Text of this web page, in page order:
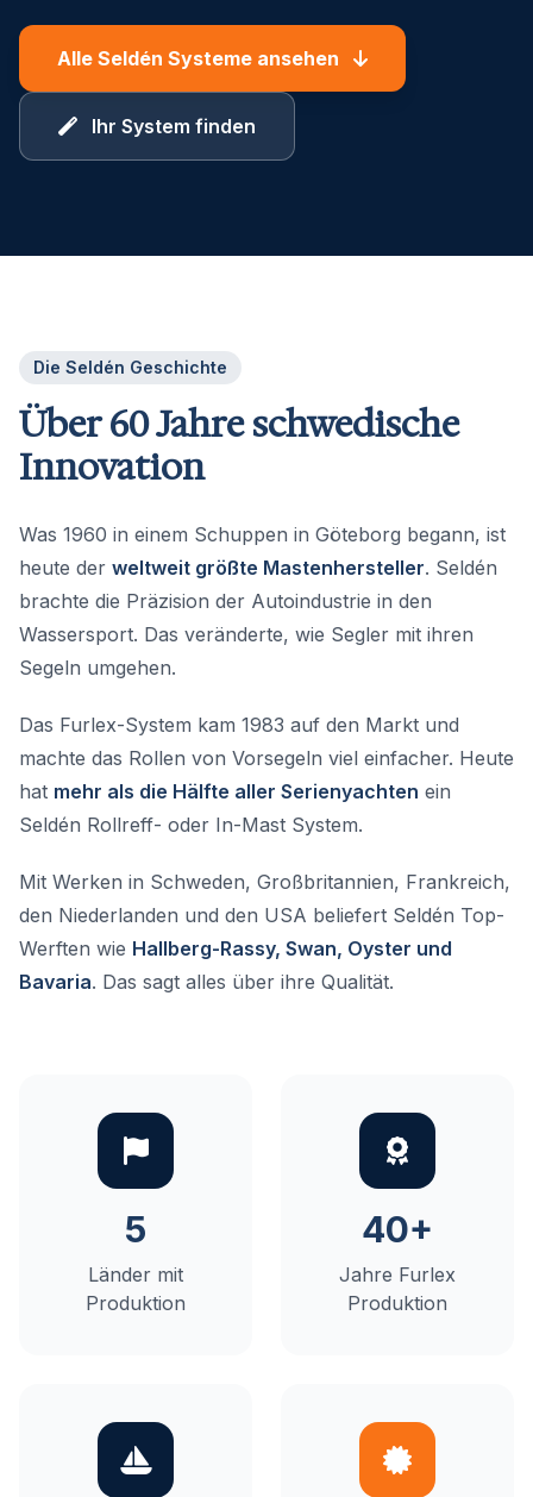
Alle Seldén Systeme ansehen
Ihr System finden
Die Seldén Geschichte
Über 60 Jahre schwedische
Innovation
Was 1960 in einem Schuppen in Göteborg begann, ist
heute der weltweit größte Mastenhersteller. Seldén
brachte die Präzision der Autoindustrie in den
Wassersport. Das veränderte, wie Segler mit ihren
Segeln umgehen.
Das Furlex-System kam 1983 auf den Markt und
machte das Rollen von Vorsegeln viel einfacher. Heute
hat mehr als die Hälfte aller Serienyachten ein
Seldén Rollreff- oder In-Mast System.
Mit Werken in Schweden, Großbritannien, Frankreich,
den Niederlanden und den USA beliefert Seldén Top-
Werften wie Hallberg-Rassy, Swan, Oyster und
Bavaria. Das sagt alles über ihre Qualität.
5
Länder mit
Produktion
40+
Jahre Furlex
Produktion